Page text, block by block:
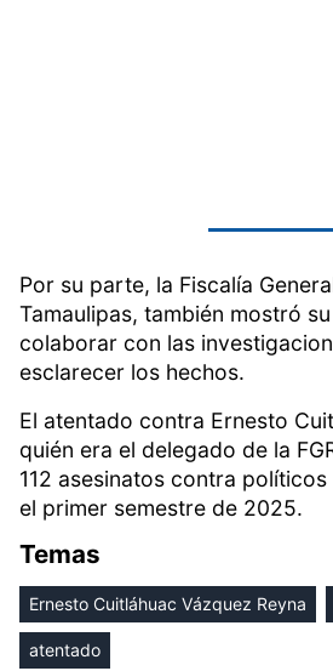
Por su parte, la Fiscalía
Tamaulipas, también mostró
colaborar con las
esclarecer los hechos.
El atentado contra Ernesto
quién era el delegado de la
112 asesinatos contra
el primer semestre de 2025.
Temas
Ernesto Cuitláhuac Vázquez Reyna
atentado